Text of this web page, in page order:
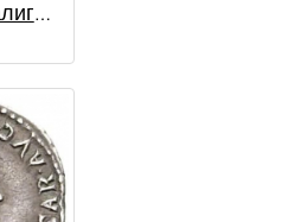
Сестерций / Калигула (37 - 41 гг.)